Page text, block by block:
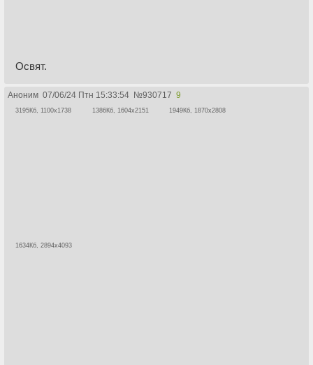
Освят.
Аноним 07/06/24 Птн 15:33:54 №930717 9
3195Кб, 1100x1738 1386Кб, 1604x2151 1949Кб, 1870x2808
1634Кб, 2894x4093